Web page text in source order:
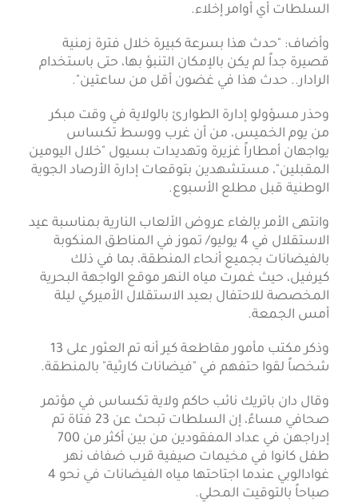
السلطات أي أوامر إخلاء.
وأضاف: "حدث هذا بسرعة كبيرة خلال فترة زمنية
قصيرة جداً لم يكن بالإمكان التنبؤ بها، حتى باستخدام
الرادار.. حدث هذا في غضون أقل من ساعتين".
وحذر مسؤولو إدارة الطوارئ بالولاية في وقت مبكر
من يوم الخميس، من أن غرب ووسط تكساس
يواجهان أمطاراً غزيرة وتهديدات بسيول "خلال اليومين
المقبلين"، مستشهدين بتوقعات إدارة الأرصاد الجوية
الوطنية قبل مطلع الأسبوع.
وانتهى الأمر بإلغاء عروض الألعاب النارية بمناسبة عيد
الاستقلال في 4 يوليو/ تموز في المناطق المنكوبة
بالفيضانات بجميع أنحاء المنطقة، بما في ذلك
كيرفيل، حيث غمرت مياه النهر موقع الواجهة البحرية
المخصصة للاحتفال بعيد الاستقلال الأميركي ليلة
أمس الجمعة.
وذكر مكتب مأمور مقاطعة كير أنه تم العثور على 13
شخصاً لقوا حتفهم في "فيضانات كارثية" بالمنطقة.
وقال دان باتريك نائب حاكم ولاية تكساس في مؤتمر
صحافي مساءً، إن السلطات تبحث عن 23 فتاة تم
إدراجهن في عداد المفقودين من بين أكثر من 700
طفل كانوا في مخيمات صيفية قرب ضفاف نهر
غوادالوبي عندما اجتاحتها مياه الفيضانات في نحو 4
صباحاً بالتوقيت المحلي.